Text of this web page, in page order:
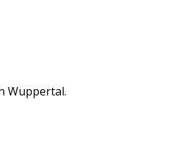
Wuppertal.